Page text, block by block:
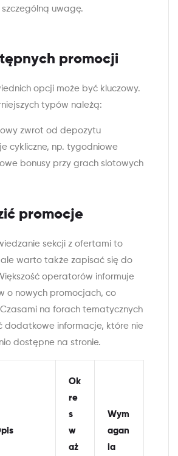
uwagę.
promocji
opcji może być kluczowy.
typów należą:
zwrot od depozytu
cykliczne, np. tygodniowe
bonusy przy grach slotowych
promocje
sekcji z ofertami to
warto także zapisać się do
operatorów informuje
o nowych promocjach, co
Czasami na forach tematycznych
dodatkowe informacje, które nie
dostępne na stronie.
Ok
re
s
w
aż
Wym
agan
ia